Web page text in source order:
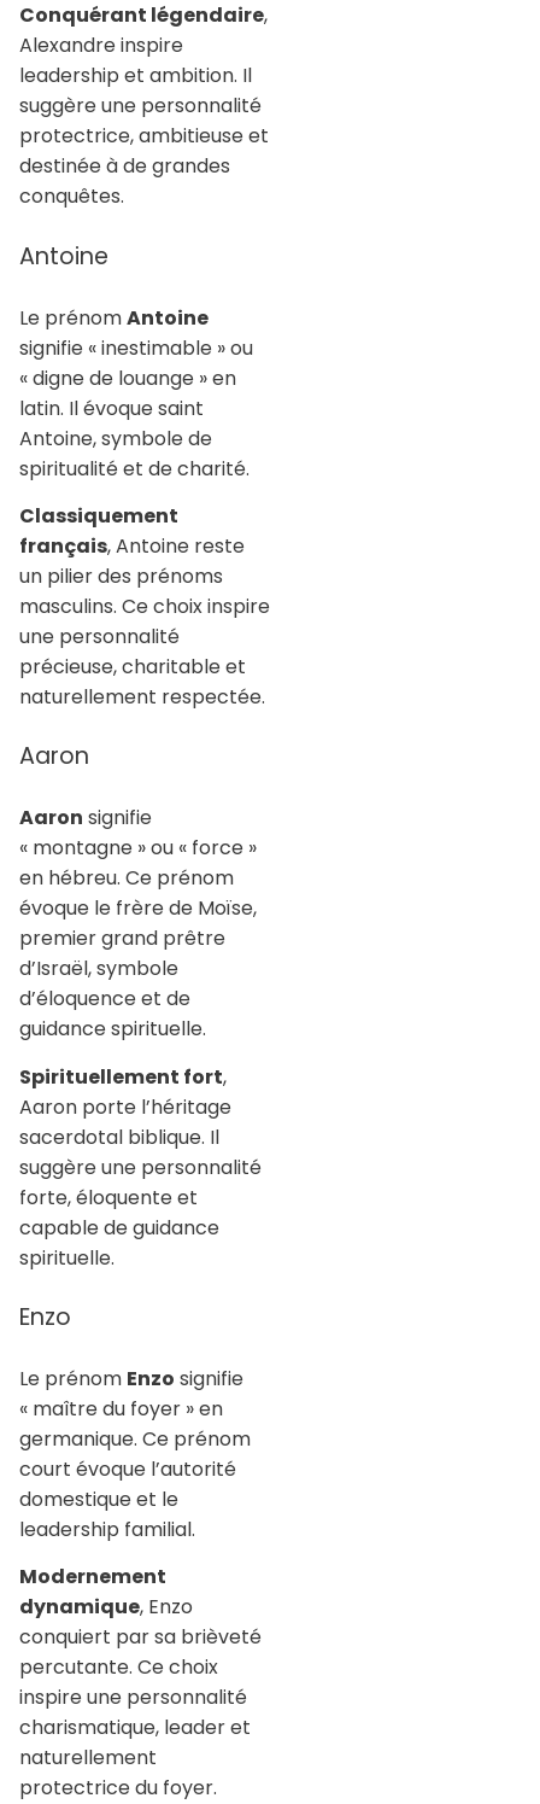
Conquérant légendaire,
Alexandre inspire
leadership et ambition. Il
suggère une personnalité
protectrice, ambitieuse et
destinée à de grandes
conquêtes.
Antoine
Le prénomAntoine
signifie « inestimable » ou
« digne de louange » en
latin. Il évoque saint
Antoine, symbole de
spiritualité et de charité.
Classiquement
français, Antoine reste
un pilier des prénoms
masculins. Ce choix inspire
une personnalité
précieuse, charitable et
naturellement respectée.
Aaron
Aaron signifie
« montagne » ou « force »
en hébreu. Ce prénom
évoque le frère de Moïse,
premier grand prêtre
d’Israël, symbole
d’éloquence et de
guidance spirituelle.
Spirituellement fort,
Aaron porte l’héritage
sacerdotal biblique. Il
suggère une personnalité
forte, éloquente et
capable de guidance
spirituelle.
Enzo
Le prénom Enzo signifie
« maître du foyer » en
germanique. Ce prénom
court évoque l’autorité
domestique et le
leadership familial.
Modernement
dynamique, Enzo
conquiert par sa brièveté
percutante. Ce choix
inspire une personnalité
charismatique, leader et
naturellement
protectrice du foyer.